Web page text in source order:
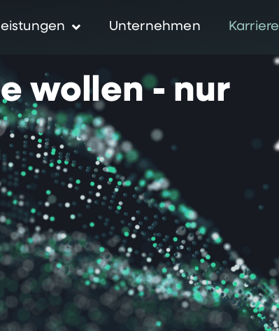
Unternehmen Karriere
wollen - nur